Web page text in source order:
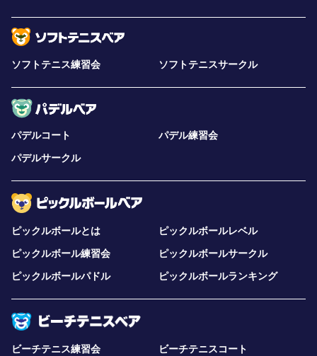
ソフトテニス練習会 ソフトテニスサークル
パデルコート
パデル練習会
パデルサークル
ピックルボールとは
ピックルボールレベル
ピックルボール練習会
ピックルボールサークル
ピックルボールパドル
ピックルボールランキング
ビーチテニス練習会
ビーチテニスコート